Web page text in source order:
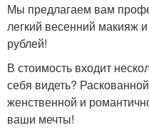
Мы предлагаем вам
легкий весенний макияж
рублей!
В стоимость входит
себя видеть?
женственной и
ваши мечты!